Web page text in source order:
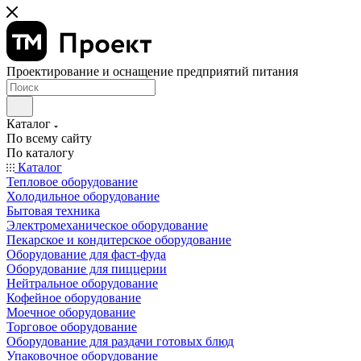
Проектирование и оснащение предприятий питания
Каталог
По всему сайту
По каталогу
Каталог
Тепловое оборудование
Холодильное оборудование
Бытовая техника
Электромеханическое оборудование
Пекарское и кондитерское оборудование
Оборудование для фаст-фуда
Оборудование для пиццерии
Нейтральное оборудование
Кофейное оборудование
Моечное оборудование
Торговое оборудование
Оборудование для раздачи готовых блюд
Упаковочное оборудование